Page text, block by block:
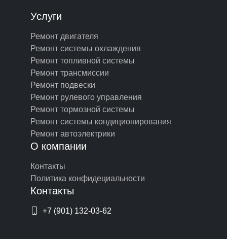
Услуги
Ремонт двигателя
Ремонт системы охлаждения
Ремонт топливной системы
Ремонт трансмиссии
Ремонт подвески
Ремонт рулевого управления
Ремонт тормозной системы
Ремонт системы кондиционирования
Ремонт автоэлектрики
О компании
Контакты
Политика конфидециальности
Контакты
+7 (901) 132-03-62